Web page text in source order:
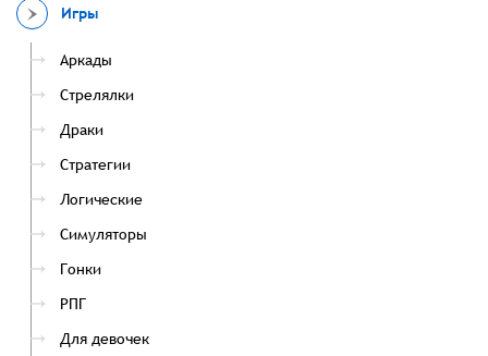
Игры
Аркады
Стрелялки
Драки
Стратегии
Логические
Симуляторы
Гонки
РПГ
Для девочек